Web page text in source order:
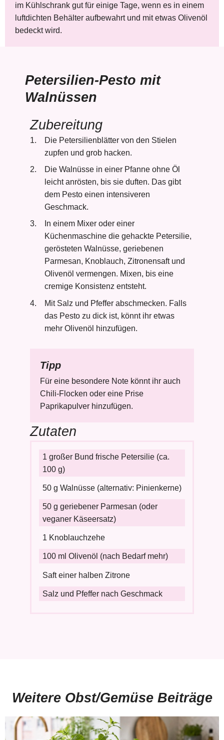
im Kühlschrank gut für einige Tage, wenn es in einem
luftdichten Behälter aufbewahrt und mit etwas Olivenöl
bedeckt wird.
Petersilien-Pesto mit
Walnüssen
Zubereitung
Die Petersilienblätter von den Stielen
zupfen und grob hacken.
Die Walnüsse in einer Pfanne ohne Öl
leicht anrösten, bis sie duften. Das gibt
dem Pesto einen intensiveren
Geschmack.
In einem Mixer oder einer
Küchenmaschine die gehackte Petersilie,
gerösteten Walnüsse, geriebenen
Parmesan, Knoblauch, Zitronensaft und
Olivenöl vermengen. Mixen, bis eine
cremige Konsistenz entsteht.
Mit Salz und Pfeffer abschmecken. Falls
das Pesto zu dick ist, könnt ihr etwas
mehr Olivenöl hinzufügen.
Tipp
Für eine besondere Note könnt ihr auch
Chili-Flocken oder eine Prise
Paprikapulver hinzufügen.
Zutaten
1 großer Bund frische Petersilie (ca.
100 g)
50 g Walnüsse (alternativ: Pinienkerne)
50 g geriebener Parmesan (oder
veganer Käseersatz)
1 Knoblauchzehe
100 ml Olivenöl (nach Bedarf mehr)
Saft einer halben Zitrone
Salz und Pfeffer nach Geschmack
Weitere Obst/Gemüse Beiträge